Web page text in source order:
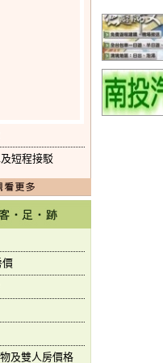
短程接駁
價
及雙人房價格